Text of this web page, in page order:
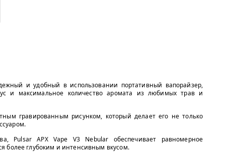
и удобный в использовании портативный вапорайзер,
и максимальное количество аромата из любимых трав и
гравированным рисунком, который делает его не только
Pulsar APX Vape V3 Nebular обеспечивает равномерное
более глубоким и интенсивным вкусом.